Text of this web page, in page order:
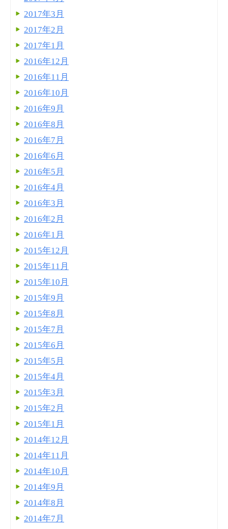
2017年3月
2017年2月
2017年1月
2016年12月
2016年11月
2016年10月
2016年9月
2016年8月
2016年7月
2016年6月
2016年5月
2016年4月
2016年3月
2016年2月
2016年1月
2015年12月
2015年11月
2015年10月
2015年9月
2015年8月
2015年7月
2015年6月
2015年5月
2015年4月
2015年3月
2015年2月
2015年1月
2014年12月
2014年11月
2014年10月
2014年9月
2014年8月
2014年7月